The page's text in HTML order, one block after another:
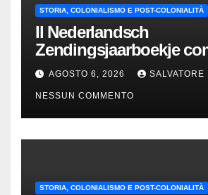
STORIA, COLONIALISMO E POST-COLONIALITÀ
Il Nederlandsch
Zendingsjaarboekje
Storica delle Indie
Olandesi
AGOSTO 6, 2026 SALVATORE
NESSUN COMMENTO
STORIA, COLONIALISMO E POST-COLONIALITÀ